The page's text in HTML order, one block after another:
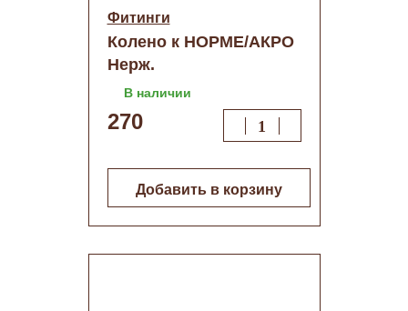
Фитинги
Колено к НОРМЕ/АКРО
Нерж.
В наличии
270
Добавить в корзину